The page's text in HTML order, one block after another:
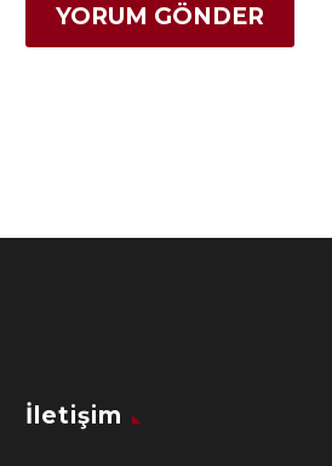
YORUM GÖNDER
İletişim